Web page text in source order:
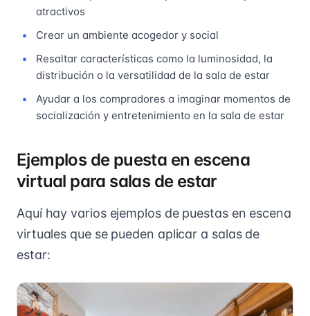
atractivos
Crear un ambiente acogedor y social
Resaltar características como la luminosidad, la
distribución o la versatilidad de la sala de estar
Ayudar a los compradores a imaginar momentos de
socialización y entretenimiento en la sala de estar
Ejemplos de puesta en escena
virtual para salas de estar
Aquí hay varios ejemplos de puestas en escena
virtuales que se pueden aplicar a salas de
estar: